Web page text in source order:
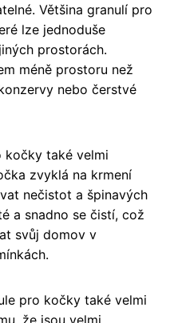
Většina granulí pro
lze jednoduše
prostorách.
méně prostoru než
nebo čerstvé
kočky také velmi
zvyklá na krmení
nečistot a špinavých
a snadno se čistí, což
svůj domov v
pro kočky také velmi
že jsou velmi